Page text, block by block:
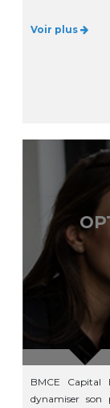
Voir plus
BMCE Capital
dynamiser son